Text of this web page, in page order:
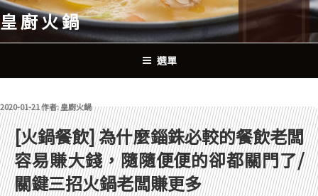
跳
至
主
內
皇廚火鍋
選單
發佈於
2020-01-21作者:皇廚火鍋
[火鍋餐飲] 為什麼錙銖必較的餐飲老闆
容易賺大錢，隨隨便便的卻都關門了/
關鍵三招火鍋老闆賺更多